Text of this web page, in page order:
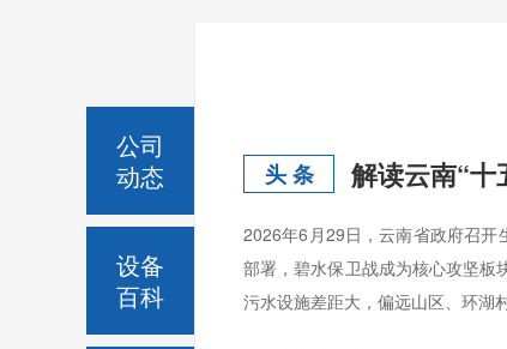
头 条
2026年6月29日，云南省政府召开
部署，碧水保卫战成为核心攻坚板
污水设施差距大，偏远山区、环湖
公司
动态
设备
百科